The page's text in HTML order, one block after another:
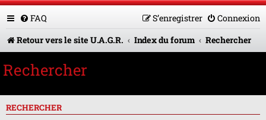
FAQ Connexion
S’enregistrer
Retour vers le site U.A.G.R.
Index du forum Rechercher
Rechercher
RECHERCHER